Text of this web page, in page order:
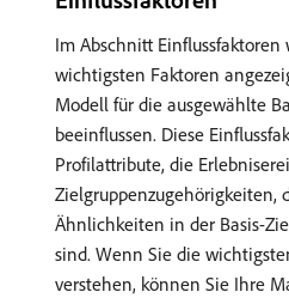
Im Abschnitt Einflussfaktoren
wichtigsten Faktoren
Modell für die ausgewählte
beeinflussen. Diese
Profilattribute, die
Zielgruppenzugehörigkeiten,
Ähnlichkeiten in der Basis-
sind. Wenn Sie die
verstehen, können Sie Ihre